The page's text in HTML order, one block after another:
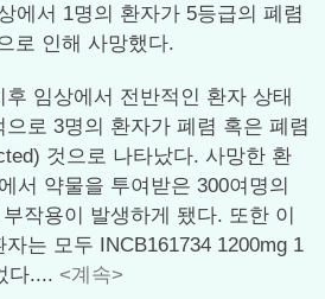
에서 1명의 환자가 5등급의 폐렴
로 인해 사망했다.
임상에서 전반적인 환자 상태
로 3명의 환자가 폐렴 혹은 폐렴
것으로 나타났다. 사망한 환
서 약물을 투여받은 300여명의
작용이 발생하게 됐다. 또한 이
는 모두 INCB161734 1200mg 1
다.... <계속>